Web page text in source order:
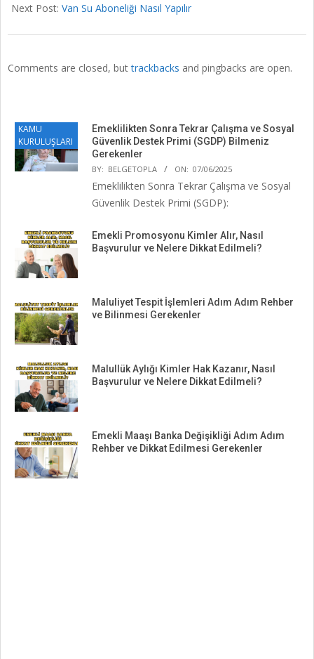
Next Post: Van Su Aboneliği Nasıl Yapılır
Comments are closed, buttrackbacks and pingbacks are open.
KAMU
KURULUŞLARI
Emeklilikten Sonra Tekrar Çalışma ve Sosyal
Güvenlik Destek Primi (SGDP) Bilmeniz
Gerekenler
BY: BELGETOPLA ON: 07/06/2025
Emeklilikten Sonra Tekrar Çalışma ve Sosyal
Güvenlik Destek Primi (SGDP):
Emekli Promosyonu Kimler Alır, Nasıl
Başvurulur ve Nelere Dikkat Edilmeli?
Maluliyet Tespit İşlemleri Adım Adım Rehber
ve Bilinmesi Gerekenler
Malullük Aylığı Kimler Hak Kazanır, Nasıl
Başvurulur ve Nelere Dikkat Edilmeli?
Emekli Maaşı Banka Değişikliği Adım Adım
Rehber ve Dikkat Edilmesi Gerekenler